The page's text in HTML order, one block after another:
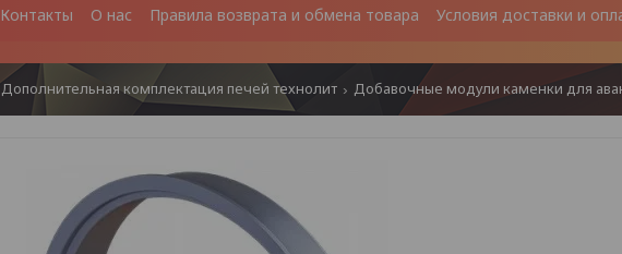
Контакты О нас Правила возврата и обмена товара Условия доставки и
Дополнительная комплектация печей технолит Добавочные модули каменки для